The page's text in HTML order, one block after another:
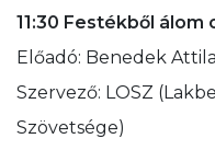
11:30 Festékből álom
Előadó: Benedek
Szervező: LOSZ
Szövetsége)